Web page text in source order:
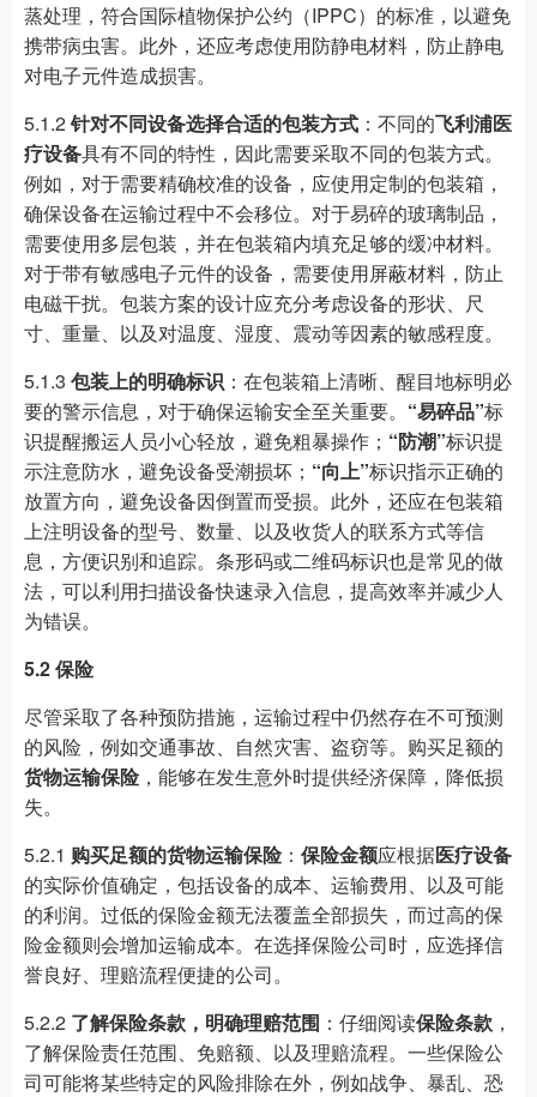
蒸处理，符合国际植物保护公约（IPPC）的标准，以避免
携带病虫害。此外，还应考虑使用防静电材料，防止静电
对电子元件造成损害。
5.1.2针对不同设备选择合适的包装方式 ：不同的飞利浦医
疗设备具有不同的特性，因此需要采取不同的包装方式。
例如，对于需要精确校准的设备，应使用定制的包装箱，
确保设备在运输过程中不会移位。对于易碎的玻璃制品，
需要使用多层包装，并在包装箱内填充足够的缓冲材料。
对于带有敏感电子元件的设备，需要使用屏蔽材料，防止
电磁干扰。包装方案的设计应充分考虑设备的形状、尺
寸、重量、以及对温度、湿度、震动等因素的敏感程度。
5.1.3 包装上的明确标识 ：在包装箱上清晰、醒目地标明必
要的警示信息，对于确保运输安全至关重要。 “易碎品”标
识提醒搬运人员小心轻放，避免粗暴操作； “防潮”标识提
示注意防水，避免设备受潮损坏； “向上”标识指示正确的
放置方向，避免设备因倒置而受损。此外，还应在包装箱
上注明设备的型号、数量、以及收货人的联系方式等信
息，方便识别和追踪。条形码或二维码标识也是常见的做
法，可以利用扫描设备快速录入信息，提高效率并减少人
为错误。
5.2 保险
尽管采取了各种预防措施，运输过程中仍然存在不可预测
的风险，例如交通事故、自然灾害、盗窃等。购买足额的
货物运输保险，能够在发生意外时提供经济保障，降低损
失。
5.2.1 购买足额的货物运输保险： 保险金额应根据医疗设备
的实际价值确定，包括设备的成本、运输费用、以及可能
的利润。过低的保险金额无法覆盖全部损失，而过高的保
险金额则会增加运输成本。在选择保险公司时，应选择信
誉良好、理赔流程便捷的公司。
5.2.2 了解保险条款，明确理赔范围 ：仔细阅读保险条款 ，
了解保险责任范围、免赔额、以及理赔流程。一些保险公
司可能将某些特定的风险排除在外，例如战争、暴乱、恐